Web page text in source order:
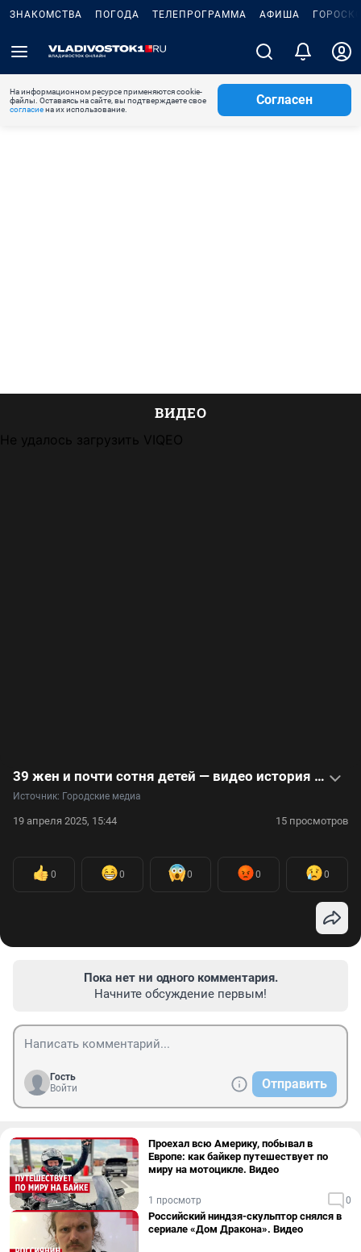
ЗНАКОМСТВА ПОГОДА ТЕЛЕПРОГРАММА АФИША
На информационном ресурсе применяются cookie-
файлы. Оставаясь на сайте, вы подтверждаете свое
согласиена их использование.
Согласен
ВИДЕО
Не удалось загрузить VIQEO
39 жен и почти сотня детей — видео история Зионы Чана
Источник: Городские медиа
19 апреля 2025, 15:44 15 просмотров
0 0 0 0 0
Пока нет ни одного комментария.
Начните обсуждение первым!
Гость
Войти
Отправить
Проехал всю Америку, побывал в
Европе: как байкер путешествует по
миру на мотоцикле. Видео
1 просмотр 0
Российский ниндзя-скульптор снялся в
сериале «Дом Дракона». Видео